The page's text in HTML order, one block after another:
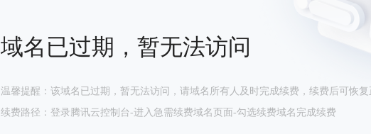
域名已过期，暂无法访问
温馨提醒：该域名已过期，暂无法访问，请域名所有人及时完成续费，续费后可恢复
续费路径：登录腾讯云控制台-进入急需续费域名页面-勾选续费域名完成续费